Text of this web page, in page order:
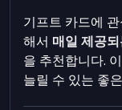
기프트 카드에
해서 매일 제공
을 추천합니다.
늘릴 수 있는 좋